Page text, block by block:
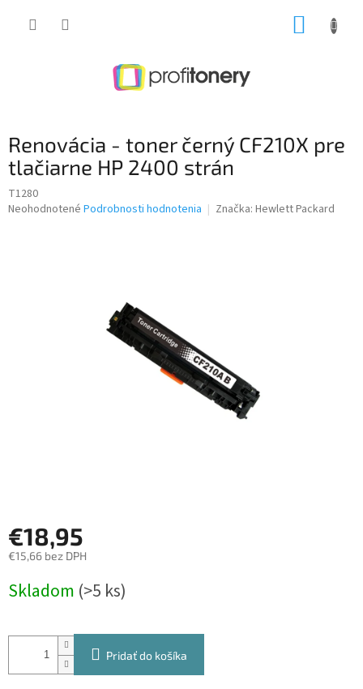
Renovácia - toner černý CF210X pre
tlačiarne HP 2400 strán
T1280
Priemerné
Neohodnotené Podrobnosti hodnotenia Značka: Hewlett Packard
€18,95
€15,66 bez DPH
cena:
Skladom (>5 ks)
Pridať do košíka